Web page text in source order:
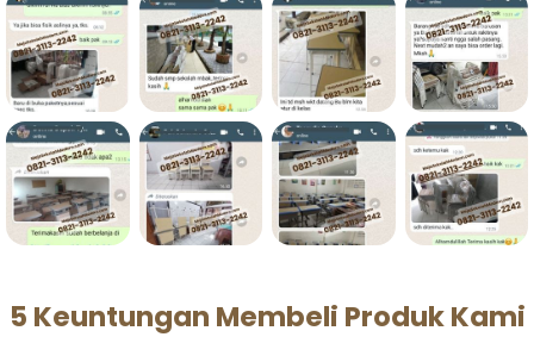
5 Keuntungan Membeli Produk Kami